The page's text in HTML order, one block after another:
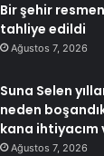
Bir şehir
tahliye edildi
Ağustos 7, 2026
Suna Selen
neden
kana ihtiyacım
Ağustos 7, 2026